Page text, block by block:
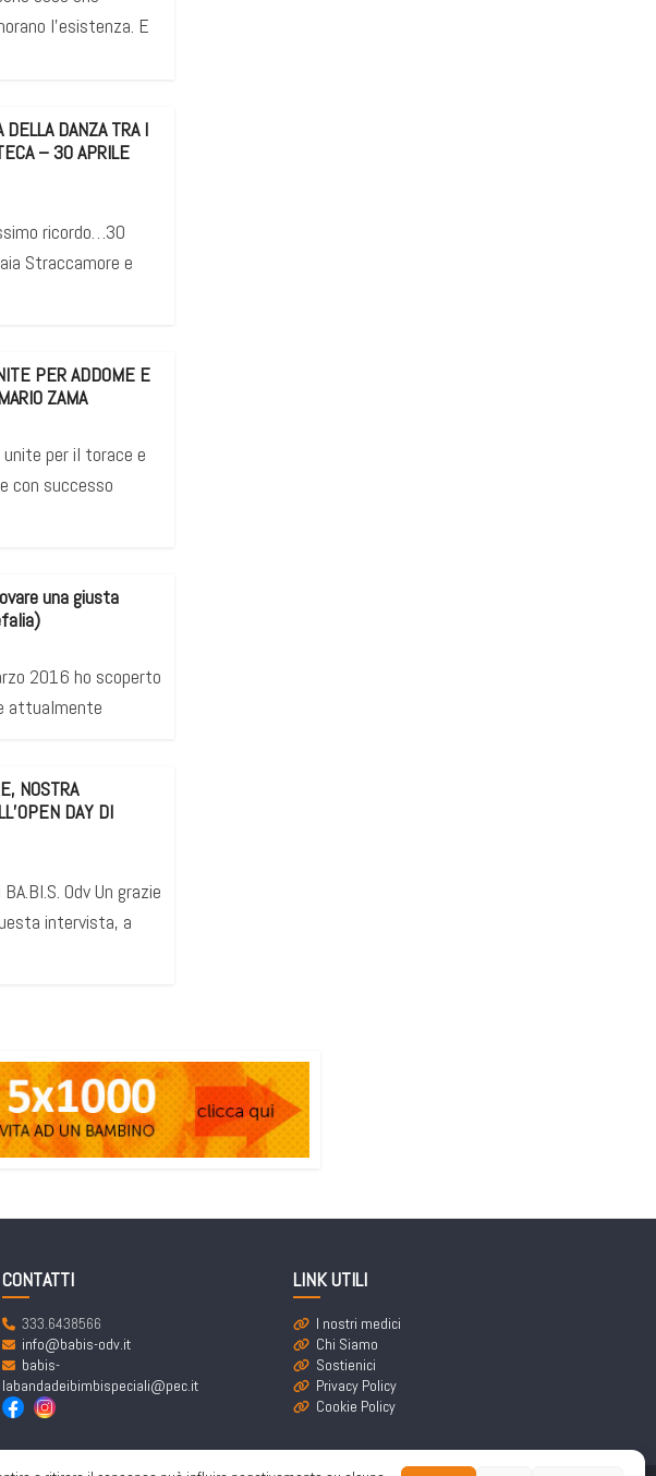
l’esistenza. E
DELLA DANZA TRA I
– 30 APRILE
ricordo…30
Straccamore e
PER ADDOME E
ZAMA
per il torace e
con successo
una giusta
2016 ho scoperto
attualmente
NOSTRA
DAY DI
Odv Un grazie
intervista, a
CONTATTI
333.6438566
info@babis-odv.it
babis-
labandadeibimbispeciali@pec.it
LINK UTILI
I nostri medici
Chi Siamo
Sostienici
Privacy Policy
Cookie Policy